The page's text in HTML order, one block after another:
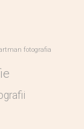
fotografia